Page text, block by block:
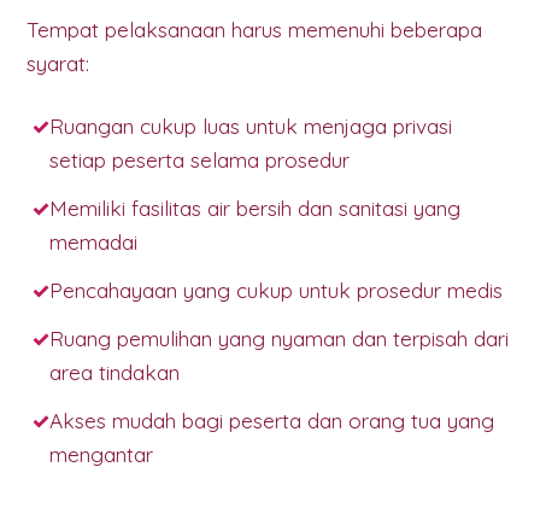
Tempat pelaksanaan harus memenuhi beberapa
syarat:
Ruangan cukup luas untuk menjaga privasi
setiap peserta selama prosedur
Memiliki fasilitas air bersih dan sanitasi yang
memadai
Pencahayaan yang cukup untuk prosedur medis
Ruang pemulihan yang nyaman dan terpisah dari
area tindakan
Akses mudah bagi peserta dan orang tua yang
mengantar